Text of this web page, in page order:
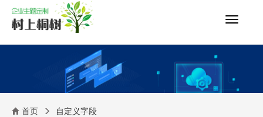
切
导
首页 自定义字段